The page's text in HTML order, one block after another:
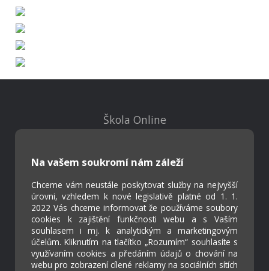
Na vašem soukromí nám záleží
Chceme vám neustále poskytovat služby na nejvyšší
úrovni, vzhledem k nové legislativě platné od 1. 1.
2022 Vás chceme informovat že používáme soubory
cookies k zajištění funkčnosti webu a s Vaším
souhlasem i mj. k analytickým a marketingovým
účelům. Kliknutím na tlačítko „Rozumím“ souhlasíte s
využívaním cookies a předáním údajů o chování na
webu pro zobrazení cílené reklamy na sociálních sítích
Škola Online
Projekty
Virtuální prohlídka
Cookies
Přístupnost